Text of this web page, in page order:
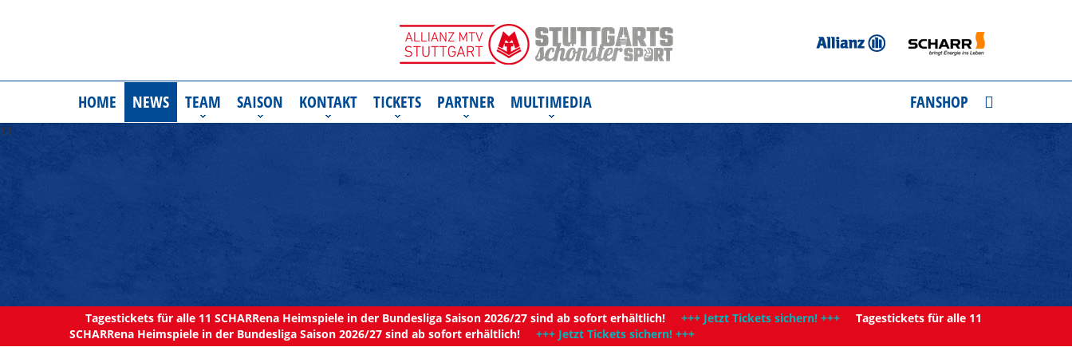
HOME NEWS TEAM SAISON KONTAKT TICKETS PARTNER MULTIMEDIA FANSHOP
11
Tagestickets für alle 11 SCHARRena Heimspiele in der Bundesliga Saison 2026/27 sind ab sofort erhältlich! +++ Jetzt Tickets sichern! +++ Tagestickets für alle 11
SCHARRena Heimspiele in der Bundesliga Saison 2026/27 sind ab sofort erhältlich! +++ Jetzt Tickets sichern! +++